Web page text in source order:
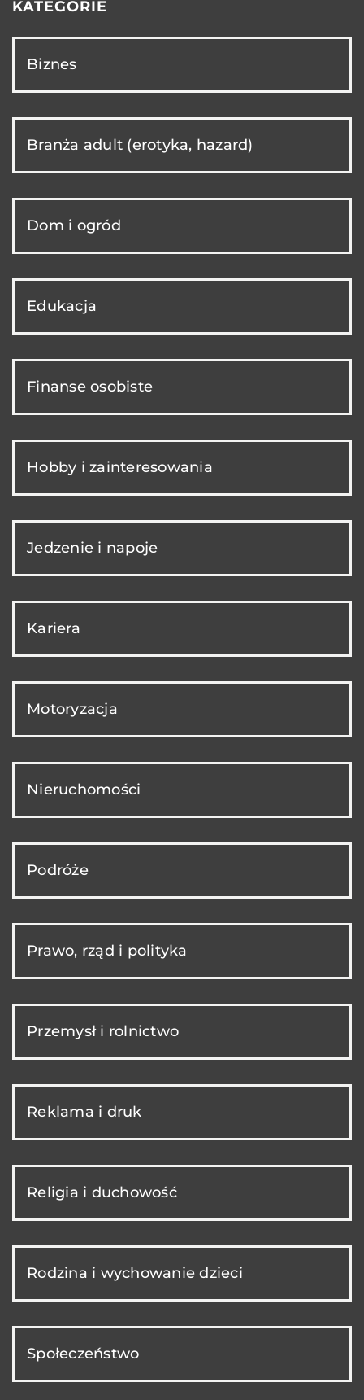
KATEGORIE
Biznes
Branża adult (erotyka, hazard)
Dom i ogród
Edukacja
Finanse osobiste
Hobby i zainteresowania
Jedzenie i napoje
Kariera
Motoryzacja
Nieruchomości
Podróże
Prawo, rząd i polityka
Przemysł i rolnictwo
Reklama i druk
Religia i duchowość
Rodzina i wychowanie dzieci
Społeczeństwo